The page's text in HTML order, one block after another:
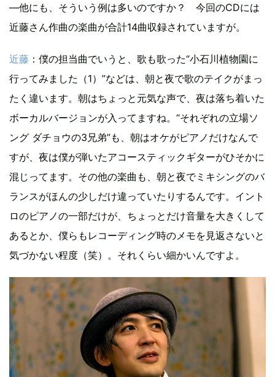
―他にも、そういう例は多いのですか？ 今回のCDには
近藤さん作曲の楽曲が合計14曲収録されていますが。
近藤 ：僕の担当曲でいうと、歌も歌った“小石川植物園に
行ってみました（1）”などは、朝と夜で歌のテイクがまっ
たく違います。朝はちょっと元気な声で、夜は落ち着いた
ボーカルバージョンが入ってますね。“それぞれの立場ソ
ング ダチョウの3兄弟”も、朝はオケがピアノだけなんで
すが、夜は僕が弾いたアコースティックギターがひそかに
混じってます。その他の楽曲も、朝と夜でミキシングのバ
ランスがほんの少しだけ違っていたりするんです。イント
ロのピアノの一部だけが、ちょっとだけ音量を大きくして
あるとか、僕らもレコーディング時のメモを見返さないと
気づかない程度（笑）。それくらい細かいんですよ。